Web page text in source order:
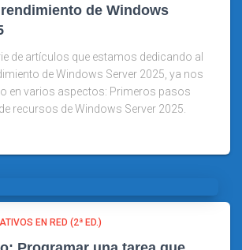
de Windows
de artículos que estamos dedicando al
de Windows Server 2025, ya nos
en varios aspectos: Primeros pasos
recursos de Windows Server 2025.
EN RED (2ª ED.)